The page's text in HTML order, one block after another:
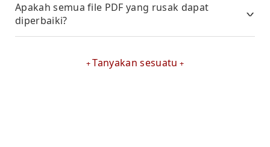
Apakah semua file PDF yang rusak dapat
diperbaiki?
Tanyakan sesuatu